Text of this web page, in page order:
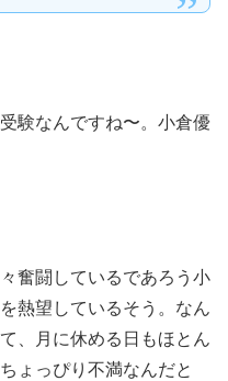
験なんですね〜。小倉優
奮闘しているであろう小
熱望しているそう。なん
、月に休める日もほとん
ょっぴり不満なんだと